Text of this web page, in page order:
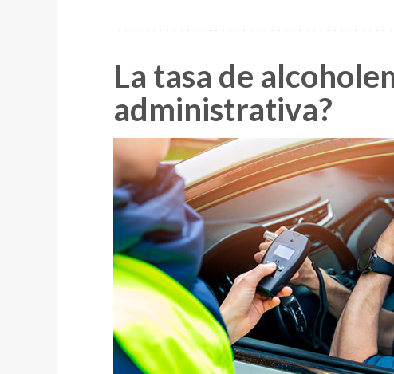
La tasa de
administrativa?